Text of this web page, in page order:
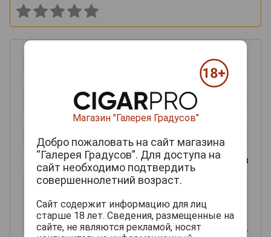
0из 2000 знаков
Магазин "Галерея Градусов"
Добро пожаловать на сайт магазина
“Галерея Градусов”. Для доступа на
сайт необходимо подтвердить
совершеннолетний возраст.
Сайт содержит информацию для лиц
старше 18 лет. Сведения, размещенные на
сайте, не являются рекламой, носят